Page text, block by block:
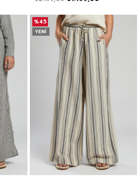
%45
YENI